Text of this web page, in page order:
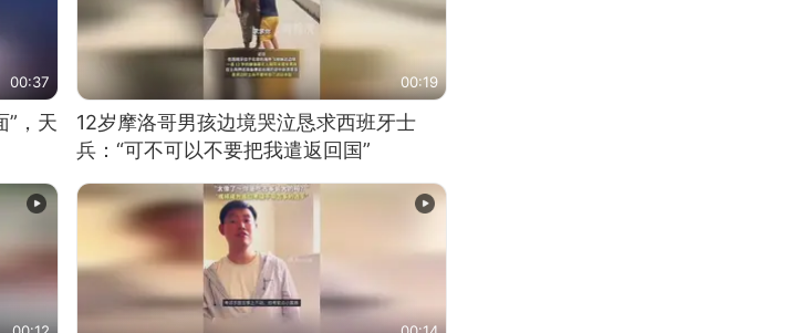
00:37
”，天
00:19
12岁摩洛哥男孩边境哭泣恳求西班牙士
兵：“可不可以不要把我遣返回国”